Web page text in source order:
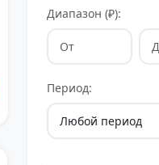
Диапазон (₽):
Период: